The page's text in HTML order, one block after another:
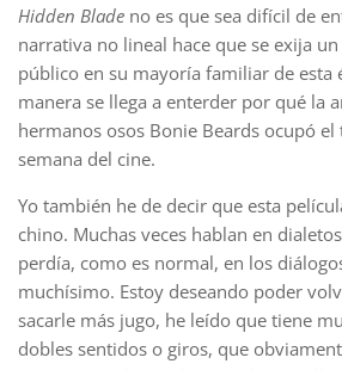
Hidden Blade no es que sea difícil de
narrativa no lineal hace que se exija
público en su mayoría familiar de esta
manera se llega a enterder por qué la
hermanos osos Bonie Beards ocupó el
semana del cine.
Yo también he de decir que esta
chino. Muchas veces hablan en
perdía, como es normal, en los
muchísimo. Estoy deseando poder
sacarle más jugo, he leído que tiene
dobles sentidos o giros, que